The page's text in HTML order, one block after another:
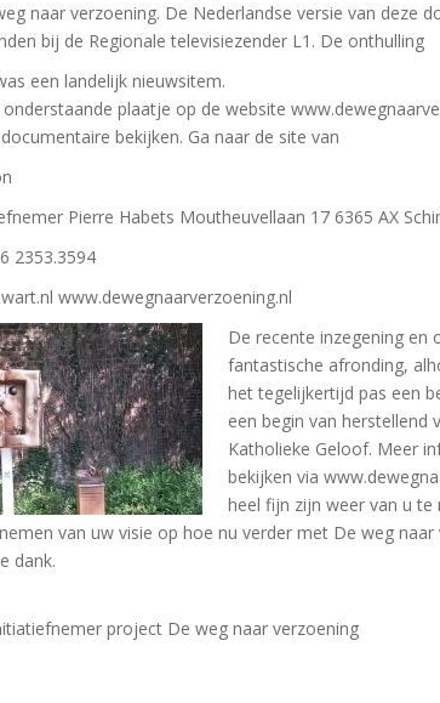
naar verzoening. De Nederlandse versie van deze
bij de Regionale televisiezender L1. De onthulling
een landelijk nieuwsitem.
plaatje op de website
bekijken. Ga naar de site van
Pierre Habets Moutheuvellaan 17 6365 AX
2353.3594
www.dewegnaarverzoening.nl
De recente inzegening en
fantastische afronding,
het tegelijkertijd pas een
een begin van herstellend
Katholieke Geloof. Meer
bekijken via
heel fijn zijn weer van u te
van uw visie op hoe nu verder met De weg
dank.
project De weg naar verzoening